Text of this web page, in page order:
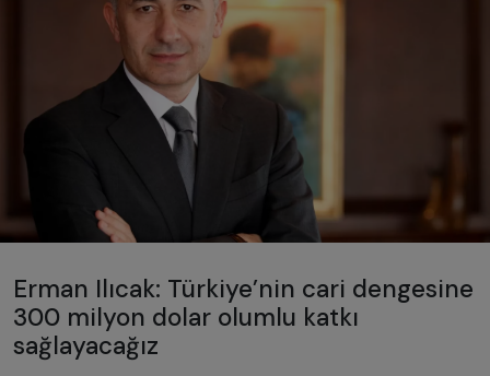
Erman Ilıcak: Türkiye’nin cari dengesine
300 milyon dolar olumlu katkı
sağlayacağız